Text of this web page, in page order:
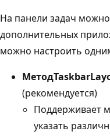
На панели задач
дополнительных
можно настроить
(рекомендуется)
Поддерживает
указать